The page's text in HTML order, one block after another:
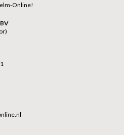
Online!